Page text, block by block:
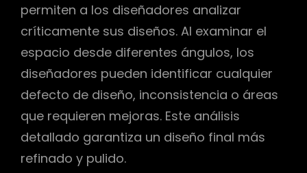
permiten a los diseñadores analizar
críticamente sus diseños. Al examinar el
espacio desde diferentes ángulos, los
diseñadores pueden identificar cualquier
defecto de diseño, inconsistencia o áreas
que requieren mejoras. Este análisis
detallado garantiza un diseño final más
refinado y pulido.